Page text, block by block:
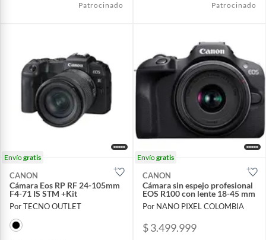
Patrocinado Patrocinado
Envíogratis
CANON
Cámara Eos RP RF 24-105mm
F4-71 IS STM +Kit
Por TECNO OUTLET
Envíogratis
CANON
Cámara sin espejo profesional
EOS R100 con lente 18-45 mm
Por NANO PIXEL COLOMBIA
$ 3.499.999